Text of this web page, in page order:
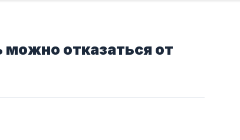
отказаться от